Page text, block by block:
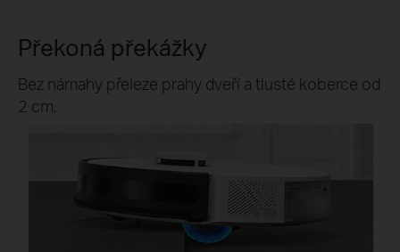
Překoná překážky
Bez námahy přeleze prahy dveří a tlusté koberce od
2 cm.